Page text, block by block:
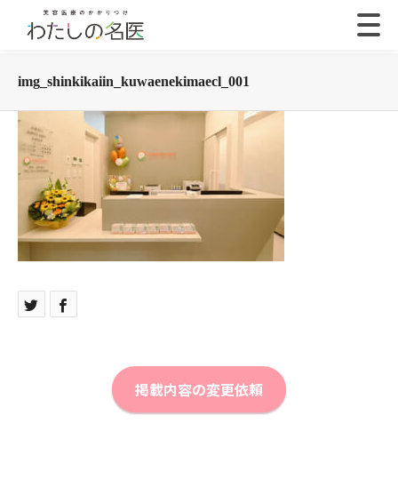
img_shinkikaiin_kuwaenekimaecl_001
掲載内容の変更依頼